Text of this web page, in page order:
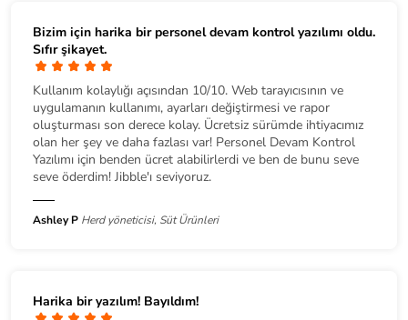
Bizim için harika birpersonel devam kontrol yazılımı oldu.
Sıfır şikayet.
Kullanım kolaylığı açısından 10/10. Web tarayıcısının ve
uygulamanın kullanımı, ayarları değiştirmesi ve rapor
oluşturması son derece kolay. Ücretsiz sürümde ihtiyacımız
olan her şey ve daha fazlası var! Personel Devam Kontrol
Yazılımı için benden ücret alabilirlerdi ve ben de bunu seve
seve öderdim! Jibble'ı seviyoruz.
Ashley P Herd yöneticisi, Süt Ürünleri
Harika bir yazılım! Bayıldım!